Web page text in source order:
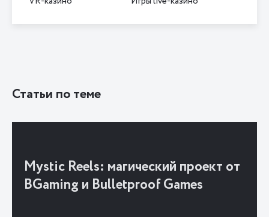
Статьи по теме
Mystic Reels: магический проект от
BGaming и Bulletproof Games